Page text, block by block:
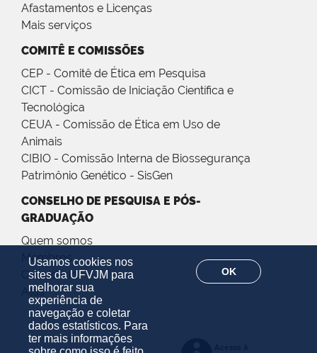
Usamos cookies nos
sites da UFVJM para
melhorar sua
experiência de
navegação e coletar
dados estatísticos. Para
ter mais informações
OK
Afastamentos e Licenças
Mais serviços
COMITÊ E COMISSÕES
CEP - Comitê de Ética em Pesquisa
CICT - Comissão de Iniciação Científica e
Tecnológica
CEUA - Comissão de Ética em Uso de
Animais
CIBIO - Comissão Interna de Biossegurança
Patrimônio Genético - SisGen
CONSELHO DE PESQUISA E PÓS-
GRADUAÇÃO
Quem somos
Membros
Calendário
Atas